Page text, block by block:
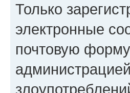
Только
электронные
почтовую